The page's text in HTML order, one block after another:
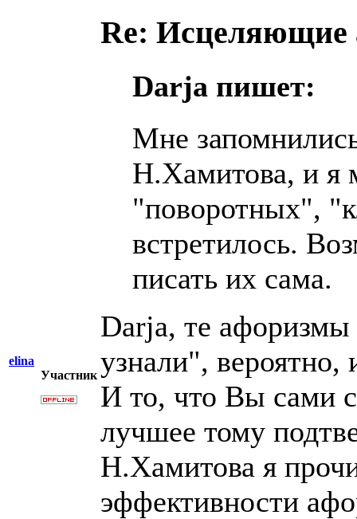
elina
Участник
Re: Исцеляющие
Darja пишет:
Мне
Н.Хамитова, и я
"поворотных",
встретилось.
писать их сама.
Darja, те
узнали",
И то, что Вы сами
лучшее тому
Н.Хамитова я
эффективности